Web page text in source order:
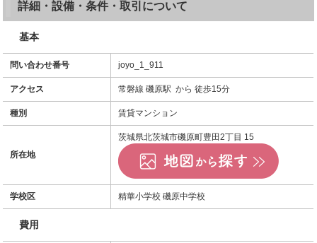
詳細・設備・条件・取引について
基本
問い合わせ番号 joyo_1_911
アクセス 常磐線 磯原駅 から 徒歩15分
種別 賃貸マンション
所在地
茨城県北茨城市磯原町豊田2丁目 15
学校区 精華小学校 磯原中学校
費用